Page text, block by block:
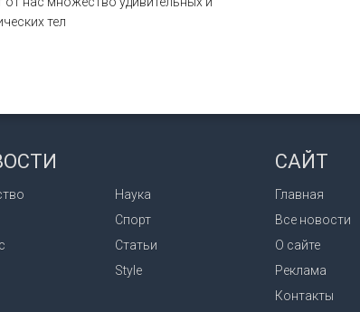
тел
Наука
Спорт
Статьи
Style
САЙТ
Главная
Все новости
О сайте
Реклама
Контакты